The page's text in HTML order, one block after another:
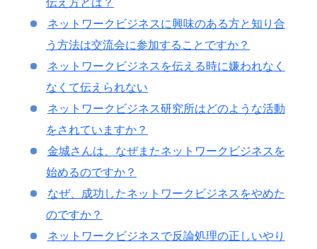
伝え方とは？
ネットワークビジネスに興味のある方と知り合
う方法は交流会に参加することですか？
ネットワークビジネスを伝える時に嫌われなく
なくて伝えられない
ネットワークビジネス研究所はどのような活動
をされていますか？
金城さんは、なぜまたネットワークビジネスを
始めるのですか？
なぜ、成功したネットワークビジネスをやめた
のですか？
ネットワークビジネスで反論処理の正しいやり